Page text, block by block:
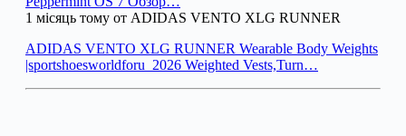
1 місяць тому от ADIDAS VENTO XLG RUNNER
ADIDAS VENTO XLG RUNNER Wearable Body Weights
|sportshoesworldforu_2026 Weighted Vests,Turn…